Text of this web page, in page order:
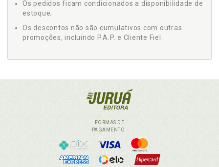
Os pedidos ficam condicionados a disponibilidade de
estoque;
Os descontos não são cumulativos com outras
promoções, incluindo P.A.P. e Cliente Fiel.
FORMAS DE
PAGAMENTO